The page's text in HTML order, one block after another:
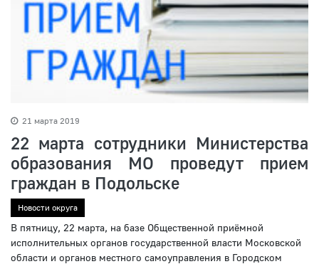
21 марта 2019
22 марта сотрудники Министерства
образования МО проведут прием
граждан в Подольске
Новости округа
В пятницу, 22 марта, на базе Общественной приёмной
исполнительных органов государственной власти Московской
области и органов местного самоуправления в Городском